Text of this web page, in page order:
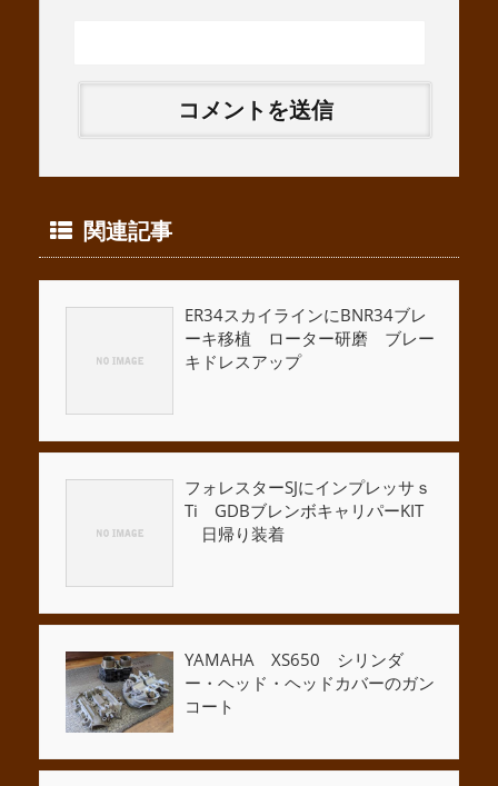
関連記事
ER34スカイラインにBNR34ブレ
ーキ移植 ローター研磨 ブレー
キドレスアップ
フォレスターSJにインプレッサｓ
Ti GDBブレンボキャリパーKIT
日帰り装着
YAMAHA XS650 シリンダ
ー・ヘッド・ヘッドカバーのガン
コート